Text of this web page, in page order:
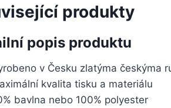
produkty
popis produktu
v Česku zlatýma českýma
kvalita tisku a materiálu
bavlna nebo 100% polyester